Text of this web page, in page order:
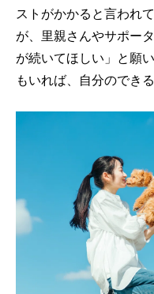
ストがかかると言われ
が、里親さんやサポー
が続いてほしい」と願
もいれば、自分のでき